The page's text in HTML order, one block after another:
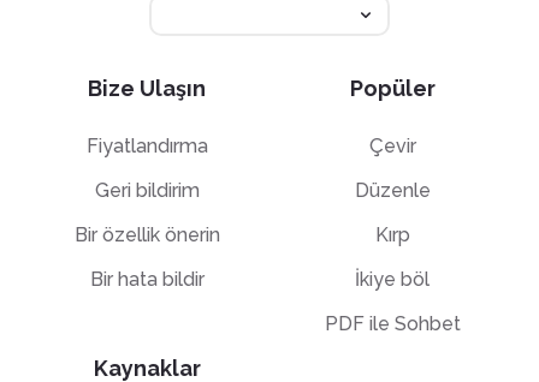
Bize Ulaşın
Fiyatlandırma
Geri bildirim
Bir özellik önerin
Bir hata bildir
Kaynaklar
Popüler
Çevir
Düzenle
Kırp
İkiye böl
PDF ile Sohbet